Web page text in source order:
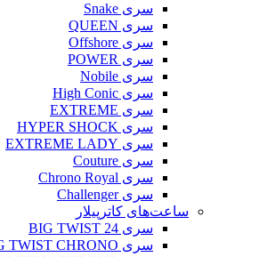
سری Snake
سری QUEEN
سری Offshore
سری POWER
سری Nobile
سری High Conic
سری EXTREME
سری HYPER SHOCK
سری EXTREME LADY
سری Couture
سری Chrono Royal
سری Challenger
ساعت‌های کاترپیلار
سری BIG TWIST 24
سری BIG TWIST CHRONO